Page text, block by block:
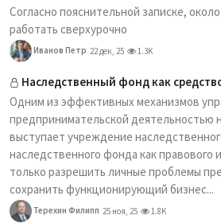
Согласно пояснительной записке,
работать сверхурочно
Иванов Петр 22 дек, 25 1.3K
Наследственный фонд как
Одним из эффективных механизмов
предпринимательской деятельностью
выступает учреждение
наследственного фонда как правового
только разрешить личные проблемы
сохранить функционирующий бизнес...
Терехин Филипп 25 ноя, 25 1.8K